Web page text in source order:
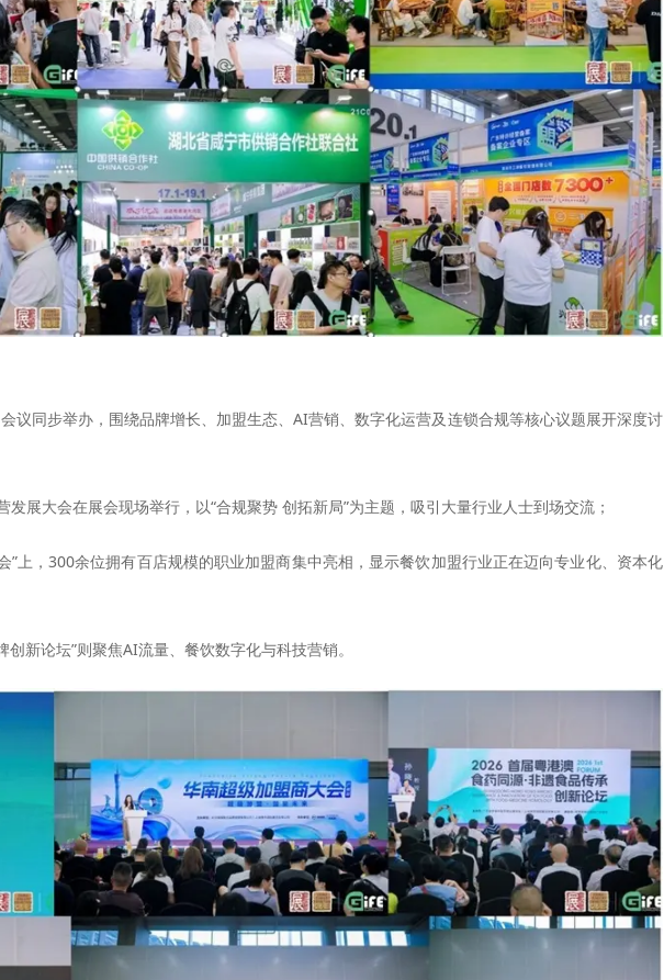
议同步举办，围绕品牌增长、加盟生态、AI营销、数字化运营及连锁合规等核心议题展开深度讨
展大会在展会现场举行，以“合规聚势 创拓新局”为主题，吸引大量行业人士到场交流；
”上，300余位拥有百店规模的职业加盟商集中亮相，显示餐饮加盟行业正在迈向专业化、资本化
创新论坛”则聚焦AI流量、餐饮数字化与科技营销。